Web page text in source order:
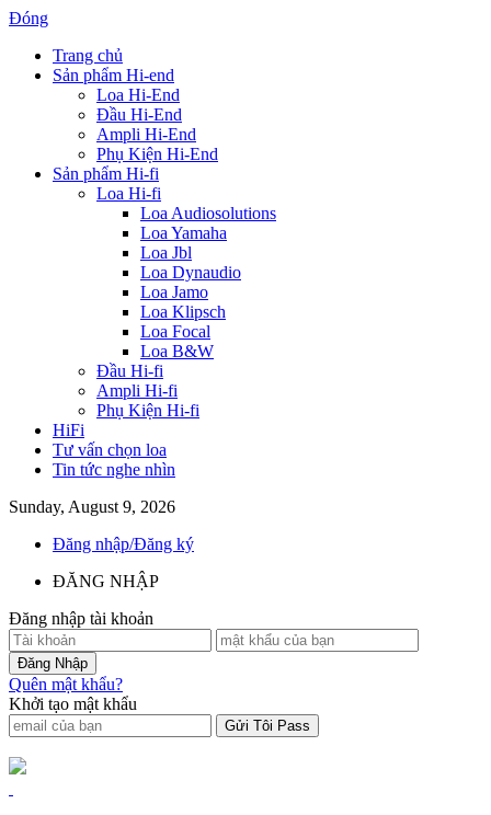
Đóng
Trang chủ
Sản phẩm Hi-end
Loa Hi-End
Đầu Hi-End
Ampli Hi-End
Phụ Kiện Hi-End
Sản phẩm Hi-fi
Loa Hi-fi
Loa Audiosolutions
Loa Yamaha
Loa Jbl
Loa Dynaudio
Loa Jamo
Loa Klipsch
Loa Focal
Loa B&W
Đầu Hi-fi
Ampli Hi-fi
Phụ Kiện Hi-fi
HiFi
Tư vấn chọn loa
Tin tức nghe nhìn
Sunday, August 9, 2026
Đăng nhập/Đăng ký
ĐĂNG NHẬP
Đăng nhập tài khoản
Quên mật khẩu?
Khởi tạo mật khẩu